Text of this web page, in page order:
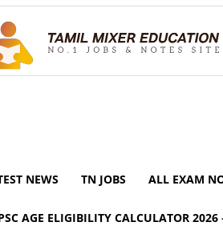
NEWS TN JOBS ALL EXAM
AGE ELIGIBILITY CALCULATOR 2026